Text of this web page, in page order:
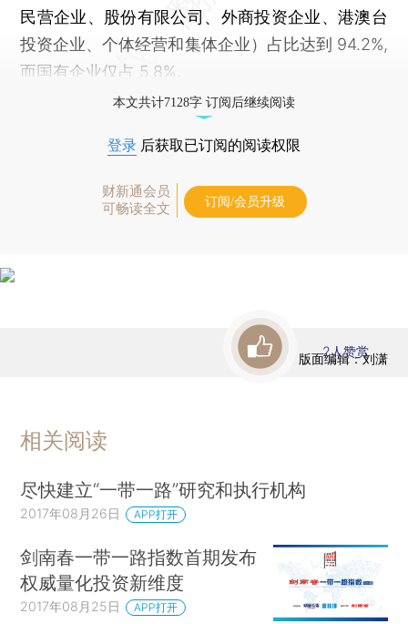
民营企业、股份有限公司、外商投资企业、港澳台
投资企业、个体经营和集体企业）占比达到 94.2%,
而国有企业仅占 5.8%。
本文共计7128字 订阅后继续阅读
登录 后获取已订阅的阅读权限
财新通会员
可畅读全文
订阅/会员升级
版面编辑：刘潇
2人赞赏
相关阅读
尽快建立“一带一路”研究和执行机构
2017年08月26日 APP打开
剑南春一带一路指数首期发布
权威量化投资新维度
2017年08月25日 APP打开